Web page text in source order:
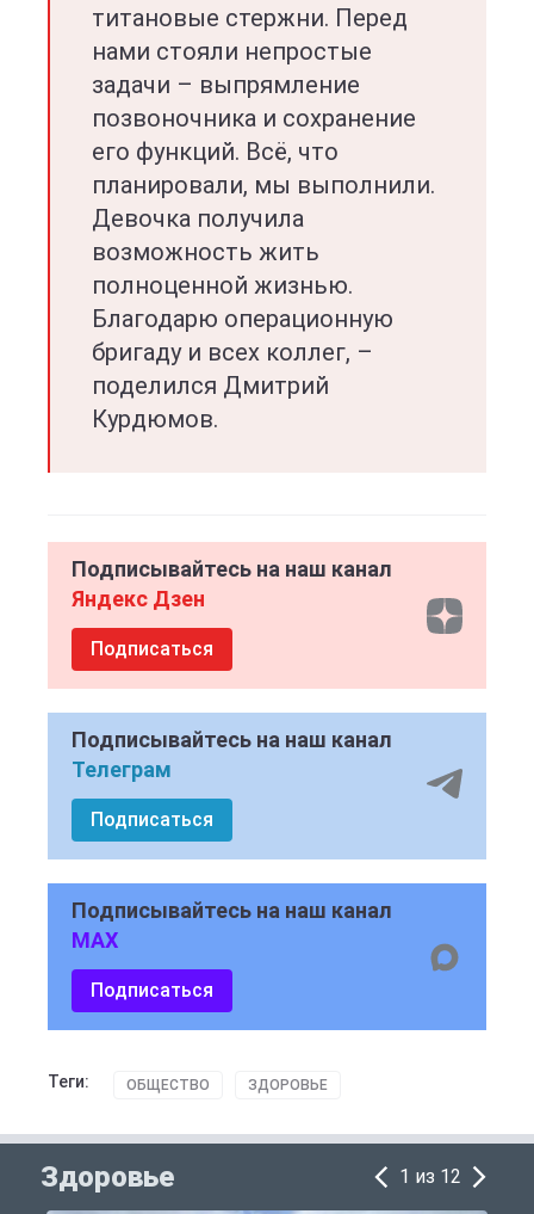
титановые стержни. Перед
нами стояли непростые
задачи – выпрямление
позвоночника и сохранение
его функций. Всё, что
планировали, мы выполнили.
Девочка получила
возможность жить
полноценной жизнью.
Благодарю операционную
бригаду и всех коллег, –
поделился Дмитрий
Курдюмов.
Подписывайтесь на наш канал
Яндекс Дзен
Подписаться
Подписывайтесь на наш канал
Телеграм
Подписаться
Подписывайтесь на наш канал
MAX
Подписаться
Теги: ОБЩЕСТВО ЗДОРОВЬЕ
Здоровье 1 из 12